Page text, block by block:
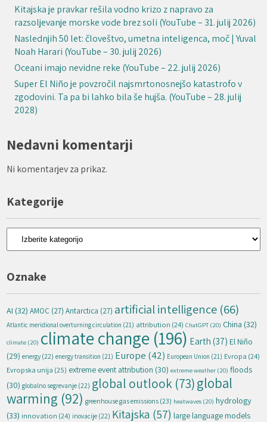
Kitajska je pravkar rešila vodno krizo z napravo za
razsoljevanje morske vode brez soli (YouTube – 31. julij 2026)
Naslednjih 50 let: človeštvo, umetna inteligenca, moč | Yuval
Noah Harari (YouTube – 30. julij 2026)
Oceani imajo nevidne reke (YouTube – 22. julij 2026)
Super El Niño je povzročil najsmrtonosnejšo katastrofo v
zgodovini. Ta pa bi lahko bila še hujša. (YouTube – 28. julij
2028)
Nedavni komentarji
Ni komentarjev za prikaz.
Kategorije
Kategorije
Oznake
AI (32) AMOC (27) Antarctica (27) artificial intelligence (66)
Atlantic meridional overturning circulation (21) attribution (24) ChatGPT (20) China (32)
climate (20) climate change (196) Earth (37) El Niño
(29) energy (22) energy transition (21) Europe (42) European Union (21) Evropa (24)
Evropska unija (25) extreme event attribution (30) extreme weather (20) floods
(30) globalno segrevanje (22) global outlook (73)global
warming (92) greenhouse gas emissions (23) heatwaves (20) hydrology
(33) innovation (24) inovacije (22) Kitajska (57) large language models